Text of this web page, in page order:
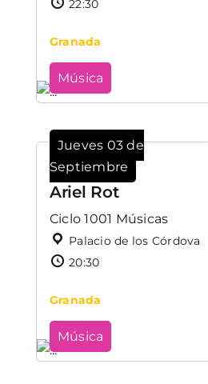
22:30
Granada
Música
Jueves 03 de
Septiembre
Ariel Rot
Ciclo 1001 Músicas
Palacio de los Córdova
20:30
Granada
Música